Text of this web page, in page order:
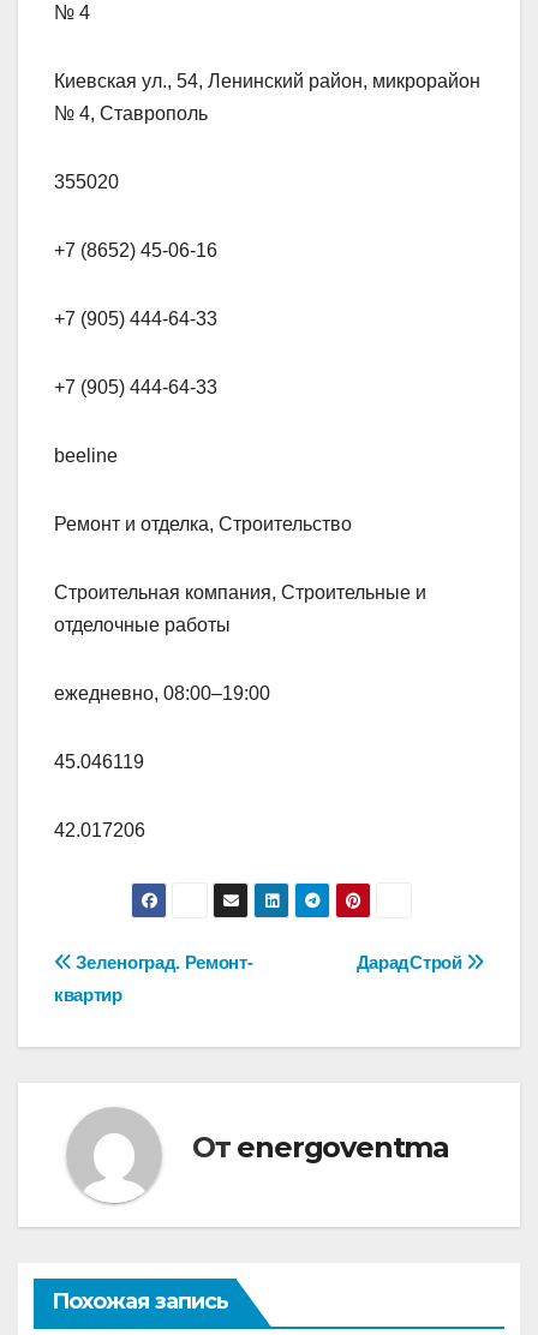
№ 4
Киевская ул., 54, Ленинский район, микрорайон
№ 4, Ставрополь
355020
+7 (8652) 45-06-16
+7 (905) 444-64-33
+7 (905) 444-64-33
beeline
Ремонт и отделка, Строительство
Строительная компания, Строительные и
отделочные работы
ежедневно, 08:00–19:00
45.046119
42.017206
Навигация
по
ДарадСтрой
Зеленоград. Ремонт-
квартир
От energoventma
Похожая запись